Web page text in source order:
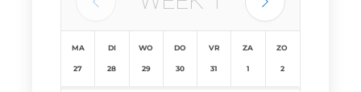
MA
27
DI
28
WO
29
DO
30
VR
31
ZA
1
ZO
2